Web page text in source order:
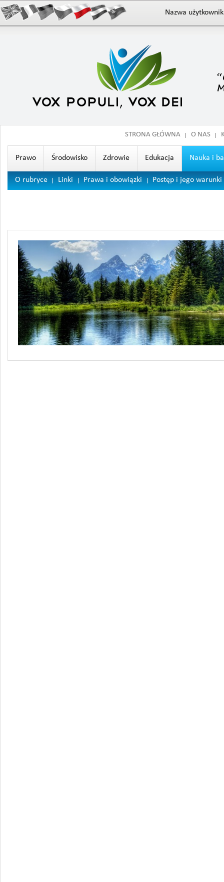
STRONA GŁÓWNA O NAS
Prawo Środowisko Zdrowie Edukacja Nauka i
O rubryce Linki Prawa i obowiązki Postęp i jego warunki
Nazwa